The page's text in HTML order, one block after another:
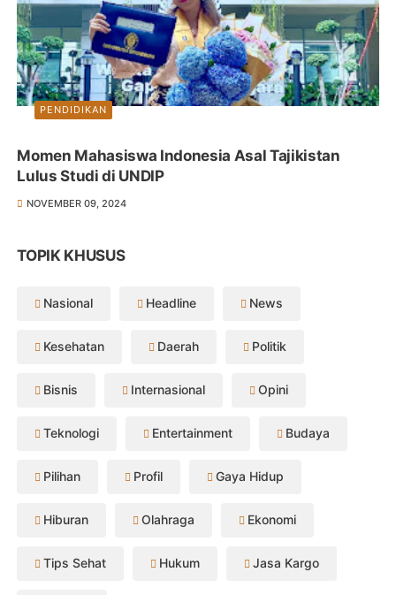
PENDIDIKAN
Momen Mahasiswa Indonesia Asal Tajikistan
Lulus Studi di UNDIP
NOVEMBER 09, 2024
TOPIK KHUSUS
Nasional Headline News
Kesehatan Daerah Politik
Bisnis Internasional Opini
Teknologi Entertainment Budaya
Pilihan Profil Gaya Hidup
Hiburan Olahraga Ekonomi
Tips Sehat Hukum Jasa Kargo